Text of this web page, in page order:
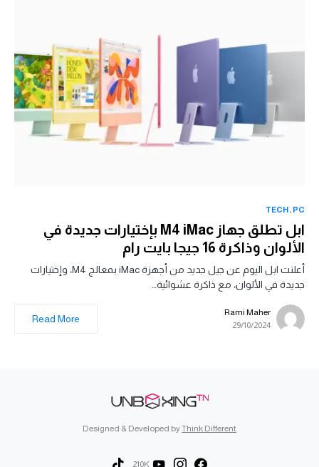
PC
TECH
ابل تطلق جهاز M4 iMac بإختيارات جديدة في
الألوان وذاكرة 16 جيجا بايت رام
أعلنت ابل اليوم عن جيل جديد من أجهزة iMac بمعالج M4، وإختيارات
جديدة في الألوان، مع ذاكرة عشوائية…
Rami Maher
29/10/2024
Read More
Designed & Developed byThink Different
210K